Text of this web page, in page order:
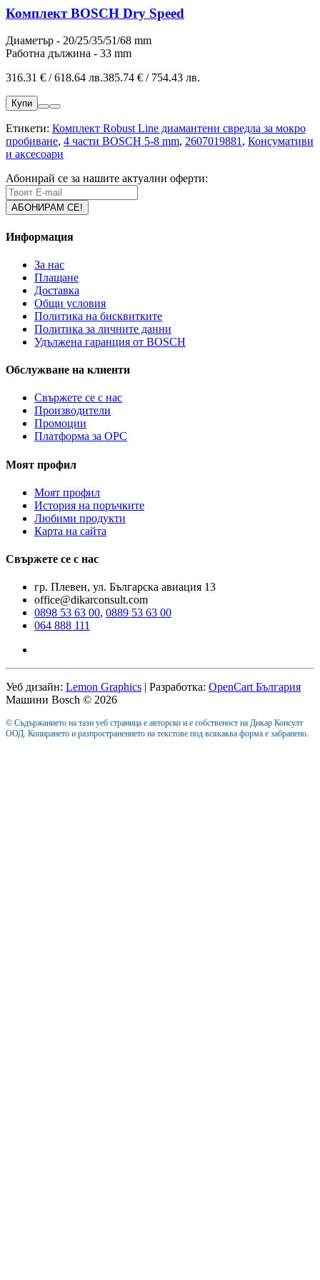
Комплект BOSCH Dry Speed
Диаметър - 20/25/35/51/68 mm
Работна дължина - 33 mm
316.31 € / 618.64 лв.385.74 € / 754.43 лв.
Купи
Етикети: Комплект Robust Line диамантени свредла за мокро
пробиване, 4 части BOSCH 5-8 mm, 2607019881 , Консумативи
и аксесоари
Абонирай се за нашите актуални оферти:
Информация
За нас
Плащане
Доставка
Общи условия
Политика на бисквитките
Политика за личните данни
Удължена гаранция от BOSCH
Обслужване на клиенти
Свържете се с нас
Производители
Промоции
Платформа за ОРС
Моят профил
Моят профил
История на поръчките
Любими продукти
Карта на сайта
Свържете се с нас
гр. Плевен, ул. Българска авиация 13
office@dikarconsult.com
0898 53 63 00, 0889 53 63 00
064 888 111
Уеб дизайн: Lemon Graphics | Разработка: OpenCart България
Машини Bosch © 2026
© Съдържанието на тази уеб страница е авторско и е собственост на Дикар Консулт
ООД. Копирането и разпространението на текстове под всякаква форма е забранено.